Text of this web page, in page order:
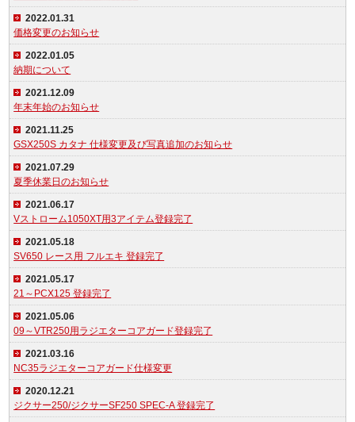
2022.01.31
価格変更のお知らせ
2022.01.05
納期について
2021.12.09
年末年始のお知らせ
2021.11.25
GSX250S カタナ 仕様変更及び写真追加のお知らせ
2021.07.29
夏季休業日のお知らせ
2021.06.17
Vストローム1050XT用3アイテム登録完了
2021.05.18
SV650 レース用 フルエキ 登録完了
2021.05.17
21～PCX125 登録完了
2021.05.06
09～VTR250用ラジエターコアガード登録完了
2021.03.16
NC35ラジエターコアガード仕様変更
2020.12.21
ジクサー250/ジクサーSF250 SPEC-A 登録完了